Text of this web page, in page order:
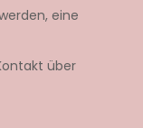
eine
über